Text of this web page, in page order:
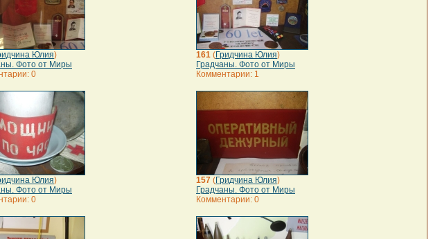
Юлия)
Фото от Миры
0
161 (Гридчина Юлия)
Градчаны. Фото от Миры
Комментарии: 1
Юлия)
Фото от Миры
0
157 (Гридчина Юлия)
Градчаны. Фото от Миры
Комментарии: 0